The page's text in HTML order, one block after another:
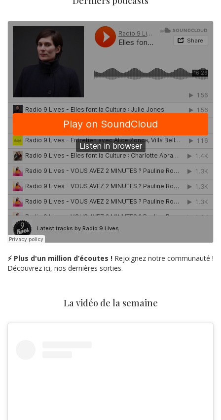
⚡ Plus d'un million d’écoutes ! Rejoignez notre communauté !
Découvrez ici, nos dernières sorties.
La vidéo de la semaine